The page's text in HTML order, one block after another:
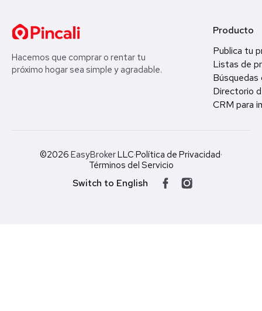
Hacemos que comprar o rentar tu
próximo hogar sea simple y agradable.
Producto
Publica tu
Listas de
Búsquedas
Directorio
CRM para
©2026 EasyBrokerLLC·Política de Privacidad·
Términos del Servicio
Switch to English